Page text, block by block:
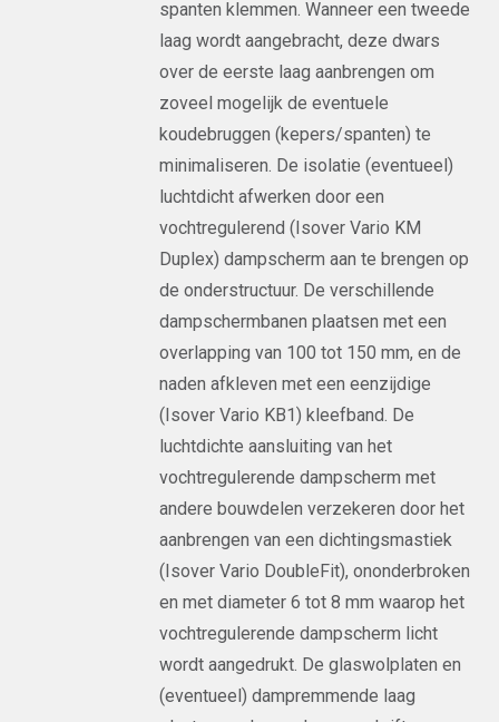
spanten klemmen. Wanneer een tweede
laag wordt aangebracht, deze dwars
over de eerste laag aanbrengen om
zoveel mogelijk de eventuele
koudebruggen (kepers/spanten) te
minimaliseren. De isolatie (eventueel)
luchtdicht afwerken door een
vochtregulerend (Isover Vario KM
Duplex) dampscherm aan te brengen op
de onderstructuur. De verschillende
dampschermbanen plaatsen met een
overlapping van 100 tot 150 mm, en de
naden afkleven met een eenzijdige
(Isover Vario KB1) kleefband. De
luchtdichte aansluiting van het
vochtregulerende dampscherm met
andere bouwdelen verzekeren door het
aanbrengen van een dichtingsmastiek
(Isover Vario DoubleFit), ononderbroken
en met diameter 6 tot 8 mm waarop het
vochtregulerende dampscherm licht
wordt aangedrukt. De glaswolplaten en
(eventueel) dampremmende laag